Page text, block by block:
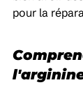
pour la